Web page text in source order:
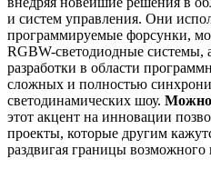
и систем управления. Они
программируемые форсунки,
RGBW-светодиодные системы,
разработки в области
сложных и полностью
светодинамических шоу. Можно
этот акцент на инновации
проекты, которые другим
раздвигая границы возможного